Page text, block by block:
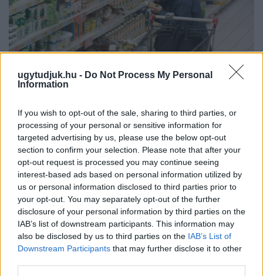
ugytudjuk.hu - Do Not Process My Personal
Information
If you wish to opt-out of the sale, sharing to third parties, or
processing of your personal or sensitive information for
targeted advertising by us, please use the below opt-out
section to confirm your selection. Please note that after your
opt-out request is processed you may continue seeing
interest-based ads based on personal information utilized by
us or personal information disclosed to third parties prior to
your opt-out. You may separately opt-out of the further
disclosure of your personal information by third parties on the
IAB’s list of downstream participants. This information may
also be disclosed by us to third parties on the IAB’s List of
Downstream Participants that may further disclose it to other
Júliusban mindössze 1,2 százalékkal emelkedtek éves
összevetésben a fogyasztói árak, miközben az élelmiszerek ára
már csökkent.
Szólj hozzá!